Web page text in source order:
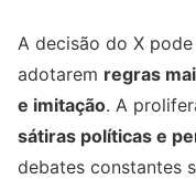
A decisão do X
adotarem regras
e imitação. A
sátiras políticas e
debates constantes